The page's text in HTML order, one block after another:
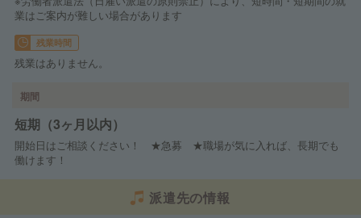
業はご案内が難しい場合があります
残業時間
残業はありません。
期間
短期（3ヶ月以内）
開始日はご相談ください！ ★急募 ★職場が気に入れば、長期でも
働けます！
派遣先の情報